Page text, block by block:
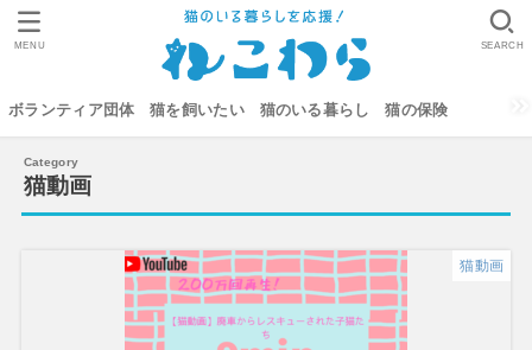
ボランティア団体 猫を飼いたい 猫のいる暮らし 猫の保険
SEARCH
MENU
猫動画
猫動画